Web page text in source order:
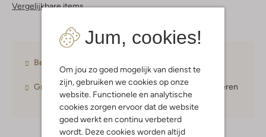
Jum, cookies!
Om jou zo goed mogelijk van dienst te
zijn, gebruiken we cookies op onze
website. Functionele en analytische
cookies zorgen ervoor dat de website
goed werkt en continu verbeterd
wordt. Deze cookies worden altijd
Vergelijkbare items
Betaal achteraf
Gratis verzendingvanaf € 75,- 30 dagen retourneren